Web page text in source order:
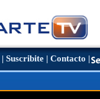
| Suscribite | Contacto |